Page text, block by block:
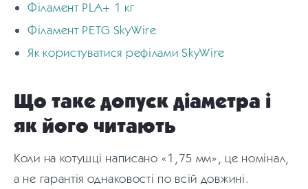
Філамент PLA+ 1 кг
Філамент PETG SkyWire
Як користуватися рефілами SkyWire
Що таке допуск діаметра і
як його читають
Коли на котушці написано «1,75 мм», це номінал,
а не гарантія однаковості по всій довжині.